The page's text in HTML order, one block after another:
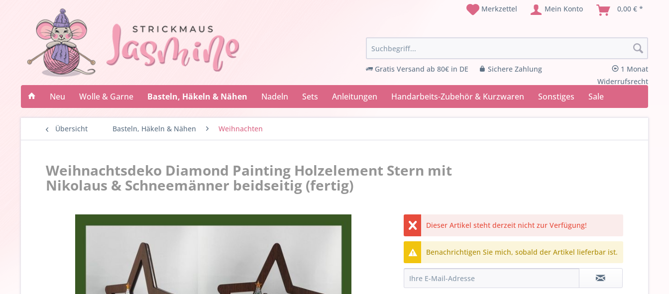
Merkzettel Mein Konto 0,00 € *
Gratis Versand ab 80€ in DE Sichere Zahlung
1 Monat
Widerrufsrecht
Neu Wolle & Garne Basteln, Häkeln & Nähen Nadeln Sets Anleitungen Handarbeits-Zubehör & Kurzwaren Sonstiges Sale
Übersicht Basteln, Häkeln & Nähen Weihnachten
Weihnachtsdeko Diamond Painting Holzelement Stern mit
Nikolaus & Schneemänner beidseitig (fertig)
Dieser Artikel steht derzeit nicht zur Verfügung!
Benachrichtigen Sie mich, sobald der Artikel lieferbar ist.